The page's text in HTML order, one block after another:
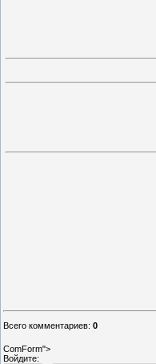
Всего комментариев: 0
ComForm">
Войдите: